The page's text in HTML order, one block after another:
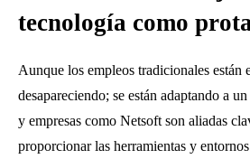
tecnología como
Aunque los empleos tradicionales están
desapareciendo; se están adaptando a
y empresas como Netsoft son aliadas
proporcionar las herramientas y